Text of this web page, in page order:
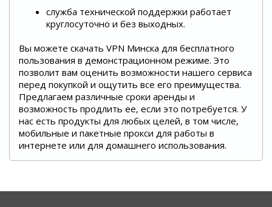
служба технической поддержки работает
круглосуточно и без выходных.
Вы можете скачать VPN Минска для бесплатного
пользования в демонстрационном режиме. Это
позволит вам оценить возможности нашего сервиса
перед покупкой и ощутить все его преимущества.
Предлагаем различные сроки аренды и
возможность продлить ее, если это потребуется. У
нас есть продукты для любых целей, в том числе,
мобильные и пакетные прокси для работы в
интернете или для домашнего использования.